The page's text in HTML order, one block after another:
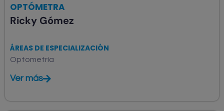
OPTÓMETRA
Ricky Gómez
ÁREAS DE ESPECIALIZACIÓN
Optometría
Ver más